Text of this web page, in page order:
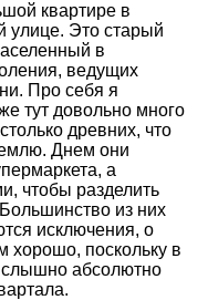
квартире в
Это старый
в
ведущих
Про себя я
тут довольно много
древних, что
Днем они
а
чтобы разделить
из них
исключения, о
хорошо, поскольку в
слышно абсолютно